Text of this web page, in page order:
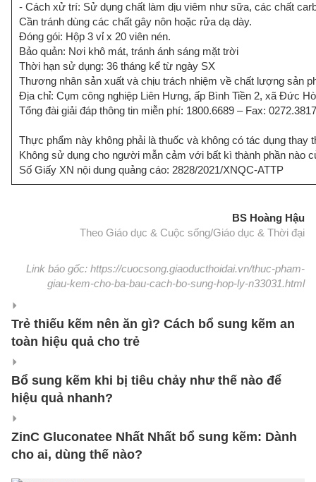
- Cách xử trí: Sử dụng chất làm dịu viêm như sữa, các chất
Cần tránh dùng các chất gây nôn hoặc rửa dạ dày.
Đóng gói: Hộp 3 vỉ x 20 viên nén.
Bảo quản: Nơi khô mát, tránh ánh sáng mặt trời
Thời hạn sử dụng: 36 tháng kể từ ngày SX
Thương nhân sản xuất và chịu trách nhiệm về chất lượng sản
Địa chỉ: Cụm công nghiệp Liên Hưng, ấp Bình Tiền 2, xã Đức
Tổng đài giải đáp thông tin miễn phí: 1800.6689 – Fax:
Thực phẩm này không phải là thuốc và không có tác dụng thay
Không sử dụng cho người mẫn cảm với bất kì thành phần nào
Số Giấy XN nội dung quảng cáo: 2828/2021/XNQC-ATTP
BS Hoàng Hậu
Theo Giáo dục & Cuộc sống/Giáo dục & Thời đại
Link báo gốc: https://cuocsong.giaoducthoidai.vn/thuc-pham-
giau-kem-cho-ba-bau-cach-bo-sung-hop-ly-n33031.html
Trẻ thiếu kẽm nên ăn gì? Cách bổ sung kẽm an
toàn hiệu quả cho trẻ
Bổ sung kẽm khi bị tiêu chảy như thế nào để
hiệu quả nhanh?
ZinC Gluconatee Nhất Nhất bổ sung kẽm: Dành
cho ai, dùng thế nào?